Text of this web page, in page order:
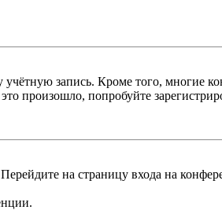
запись. Кроме того, многие
попробуйте
на страницу входа на